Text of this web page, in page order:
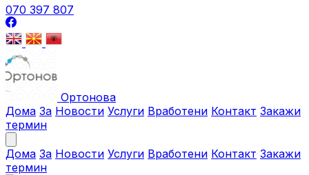
070 397 807
Ортонова
Дома За Новости Услуги Вработени Контакт Закажи
термин
Дома За Новости Услуги Вработени Контакт Закажи
термин